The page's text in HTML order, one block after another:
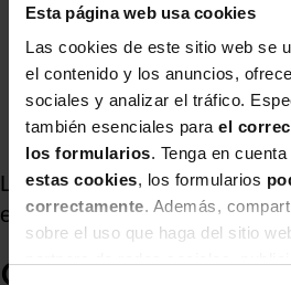
Esta página web usa cookies
Las cookies de este sitio web se
el contenido y los anuncios,
sociales y analizar el tráfico.
también esenciales para el
los formularios. Tenga en cuenta
estas cookies, los formularios
correctamente. Además,
sobre el uso que haga del sitio
La curva de Kubler-Roos.
en primera persona.
Como dice